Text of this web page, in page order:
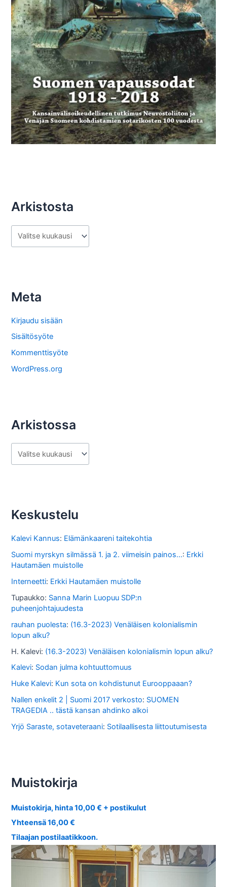
Arkistosta
r
s
o
s
t
a
Meta
Kirjaudu sisään
Sisältösyöte
Kommenttisyöte
WordPress.org
Arkistossa
r
s
o
s
s
a
Keskustelu
Kalevi Kannus: Elämänkaareni taitekohtia
Suomi myrskyn silmässä 1. ja 2. viimeisin painos...: Erkki
Hautamäen muistolle
Interneetti: Erkki Hautamäen muistolle
Tupaukko: Sanna Marin Luopuu SDP:n
puheenjohtajuudesta
rauhan puolesta: (16.3-2023) Venäläisen kolonialismin
lopun alku?
H. Kalevi: (16.3-2023) Venäläisen kolonialismin lopun alku?
Kalevi: Sodan julma kohtuuttomuus
Huke Kalevi: Kun sota on kohdistunut Eurooppaaan?
Nallen enkelit 2 | Suomi 2017 verkosto: SUOMEN
TRAGEDIA .. tästä kansan ahdinko alkoi
Yrjö Saraste, sotaveteraani: Sotilaallisesta liittoutumisesta
Muistokirja
Muistokirja, hinta 10,00 € + postikulut
Yhteensä 16,00 €
Tilaajan postilaatikkoon.